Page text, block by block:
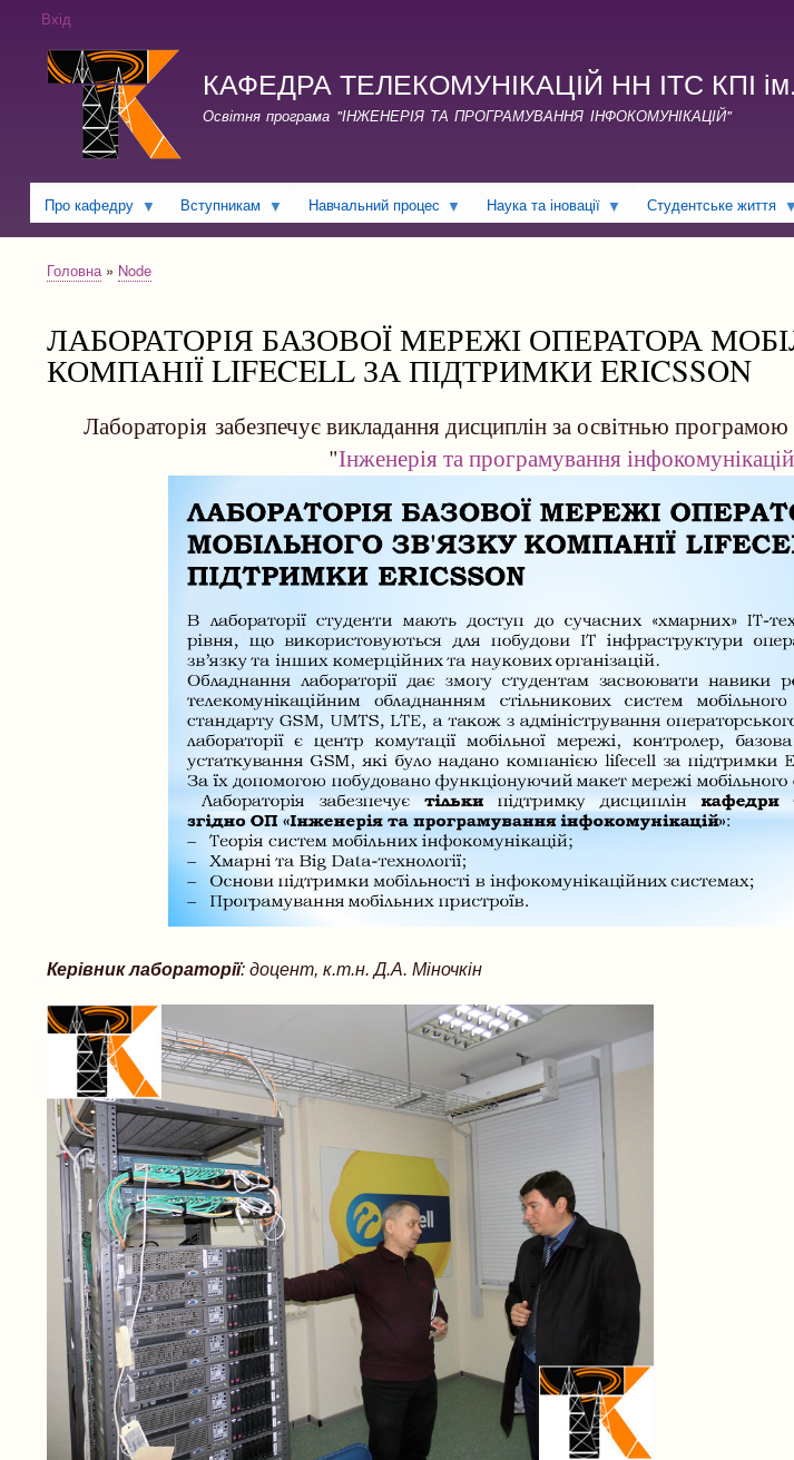
вмісту
Вхід
КАФЕДРА ТЕЛЕКОМУНІКАЦІЙ НН ІТС КПІ ім.
Освітня програма "ІНЖЕНЕРІЯ ТА ПРОГРАМУВАННЯ ІНФОКОМУНІКАЦІЙ"
Про кафедру Вступникам Навчальний процес Наука та іновації Студентське життя
Рядок
Головна Node
ЛАБОРАТОРІЯ БАЗОВОЇ МЕРЕЖІ ОПЕРАТОРА
КОМПАНІЇ LIFECELL ЗА ПІДТРИМКИ ERICSSON
Лабораторія забезпечує викладання дисциплін за освітнью
"Інженерія та програмування інфокомунікацій
Керівник лабораторії: доцент, к.т.н. Д.А. Міночкін